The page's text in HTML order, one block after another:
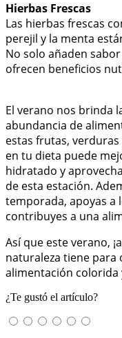
Hierbas Frescas
Las hierbas frescas
perejil y la menta
No solo añaden
ofrecen beneficios
El verano nos brinda
abundancia de
estas frutas,
en tu dieta puede
hidratado y
de esta estación.
temporada, apoyas a
contribuyes a una
Así que este verano,
naturaleza tiene para
alimentación colorida
¿Te gustó el artículo?